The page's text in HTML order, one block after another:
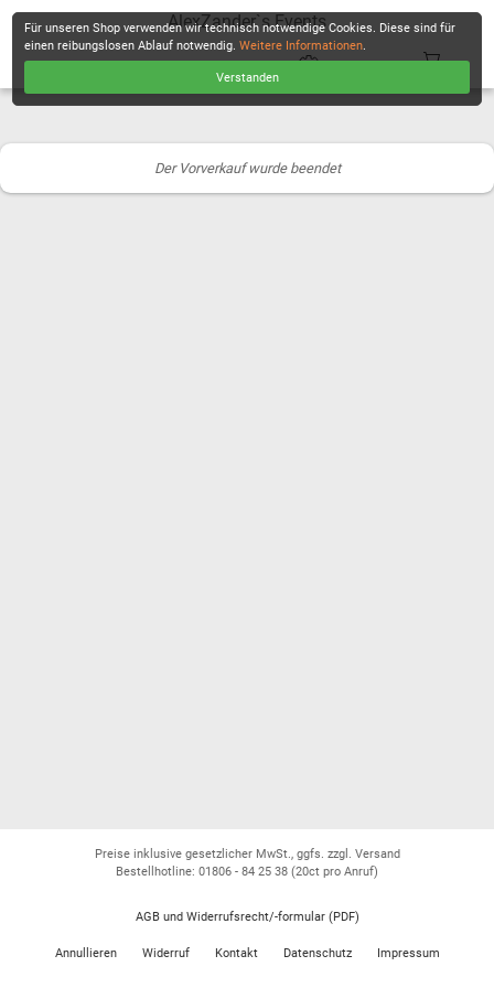
AlexZander`s Events
Der Vorverkauf wurde beendet
Für unseren Shop verwenden wir technisch notwendige Cookies. Diese sind für
einen reibungslosen Ablauf notwendig.Weitere Informationen.
Verstanden
Preise inklusive gesetzlicher MwSt., ggfs. zzgl. Versand
Bestellhotline: 01806 - 84 25 38 (20ct pro Anruf)
AGB und Widerrufsrecht/-formular (PDF)
Annullieren Widerruf Kontakt Datenschutz Impressum